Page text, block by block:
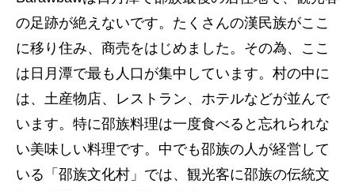
の足跡が絶えないです。たくさんの漢民族がここ
に移り住み、商売をはじめました。その為、ここ
は日月潭で最も人口が集中しています。村の中に
は、土産物店、レストラン、ホテルなどが並んで
います。特に邵族料理は一度食べると忘れられな
い美味しい料理です。中でも邵族の人が経営して
いる「邵族文化村」では、観光客に邵族の伝統文